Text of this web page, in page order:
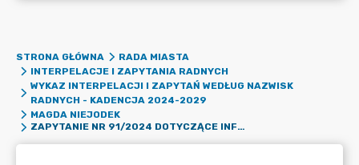
STRONA GŁÓWNA
RADA MIASTA
INTERPELACJE I ZAPYTANIA RADNYCH
WYKAZ INTERPELACJI I ZAPYTAŃ WEDŁUG NAZWISK
RADNYCH - KADENCJA 2024-2029
MAGDA NIEJODEK
ZAPYTANIE NR 91/2024 DOTYCZĄCE INFORMACJI KIEDY ZNAK D-4A "DROGA BEZ PRZEJAZDU" ZOSTANIE POSTAWIONY W KWARTALE ULIC PISALSKIEGO I PIASTOWSKIEJ